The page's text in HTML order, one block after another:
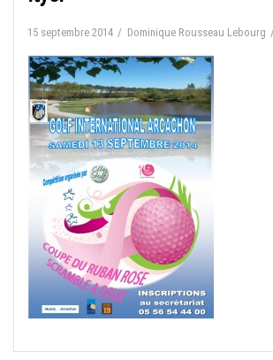
15 septembre 2014 Dominique Rousseau Lebourg